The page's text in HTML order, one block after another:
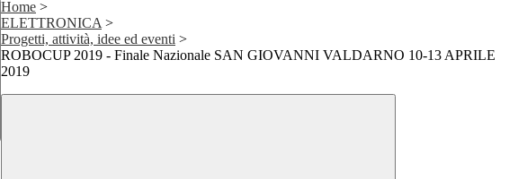
Home >
ELETTRONICA >
Progetti, attività, idee ed eventi >
ROBOCUP 2019 - Finale Nazionale SAN GIOVANNI VALDARNO 10-13 APRILE
2019